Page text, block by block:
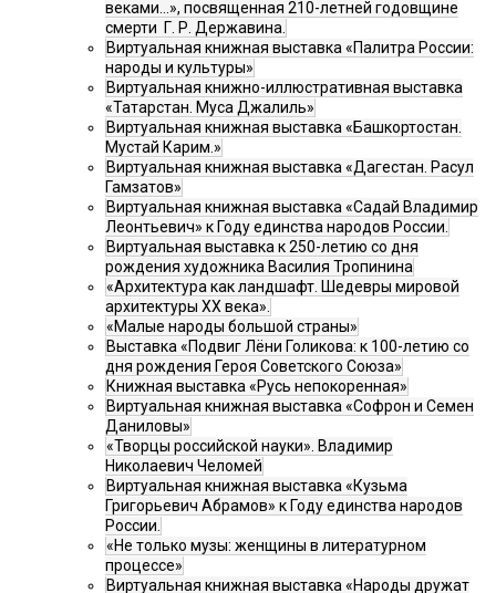
веками…», посвященная 210-летней годовщине
смерти Г. Р. Державина.
Виртуальная книжная выставка «Палитра России:
народы и культуры»
Виртуальная книжно-иллюстративная выставка
«Татарстан. Муса Джалиль»
Виртуальная книжная выставка «Башкортостан.
Мустай Карим.»
Виртуальная книжная выставка «Дагестан. Расул
Гамзатов»
Виртуальная книжная выставка «Садай Владимир
Леонтьевич» к Году единства народов России.
Виртуальная выставка к 250-летию со дня
рождения художника Василия Тропинина
«Архитектура как ландшафт. Шедевры мировой
архитектуры XX века».
«Малые народы большой страны»
Выставка «Подвиг Лёни Голикова: к 100-летию со
дня рождения Героя Советского Союза»
Книжная выставка «Русь непокоренная»
Виртуальная книжная выставка «Софрон и Семен
Даниловы»
«Творцы российской науки». Владимир
Николаевич Челомей
Виртуальная книжная выставка «Кузьма
Григорьевич Абрамов» к Году единства народов
России.
«Не только музы: женщины в литературном
процессе»
Виртуальная книжная выставка «Народы дружат